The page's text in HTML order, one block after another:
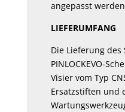
angepasst
LIEFERUMFANG
Die Lieferung des
PINLOCKEVO-
Visier vom Typ
Ersatzstiften und